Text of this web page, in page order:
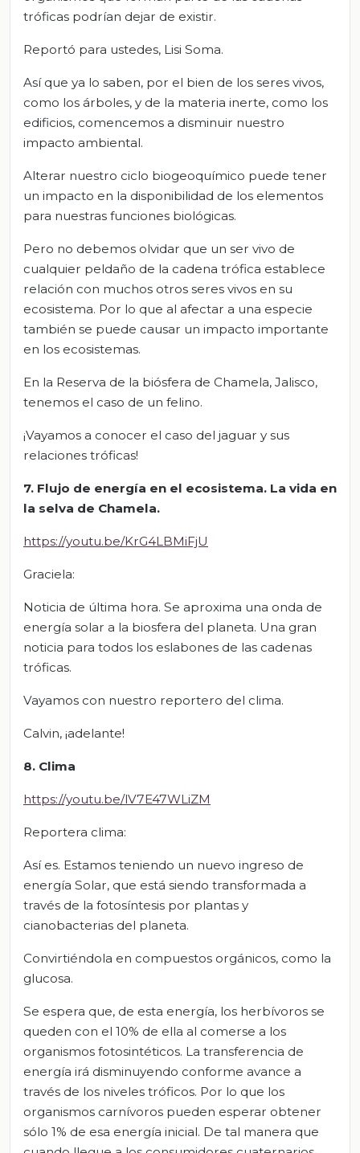
tróficas podrían dejar de existir.
Reportó para ustedes, Lisi Soma.
Así que ya lo saben, por el bien de los seres vivos,
como los árboles, y de la materia inerte, como los
edificios, comencemos a disminuir nuestro
impacto ambiental.
Alterar nuestro ciclo biogeoquímico puede tener
un impacto en la disponibilidad de los elementos
para nuestras funciones biológicas.
Pero no debemos olvidar que un ser vivo de
cualquier peldaño de la cadena trófica establece
relación con muchos otros seres vivos en su
ecosistema. Por lo que al afectar a una especie
también se puede causar un impacto importante
en los ecosistemas.
En la Reserva de la biósfera de Chamela, Jalisco,
tenemos el caso de un felino.
¡Vayamos a conocer el caso del jaguar y sus
relaciones tróficas!
7. Flujo de energía en el ecosistema. La vida en
la selva de Chamela.
https://youtu.be/KrG4LBMiFjU
Graciela:
Noticia de última hora. Se aproxima una onda de
energía solar a la biosfera del planeta. Una gran
noticia para todos los eslabones de las cadenas
tróficas.
Vayamos con nuestro reportero del clima.
Calvin, ¡adelante!
8. Clima
https://youtu.be/lV7E47WLiZM
Reportera clima:
Así es. Estamos teniendo un nuevo ingreso de
energía Solar, que está siendo transformada a
través de la fotosíntesis por plantas y
cianobacterias del planeta.
Convirtiéndola en compuestos orgánicos, como la
glucosa.
Se espera que, de esta energía, los herbívoros se
queden con el 10% de ella al comerse a los
organismos fotosintéticos. La transferencia de
energía irá disminuyendo conforme avance a
través de los niveles tróficos. Por lo que los
organismos carnívoros pueden esperar obtener
sólo 1% de esa energía inicial. De tal manera que